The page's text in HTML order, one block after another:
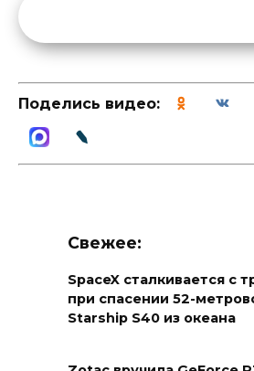
Поделись видео:
Свежее:
SpaceX сталкивается с
при спасении 52-
Starship S40 из океана